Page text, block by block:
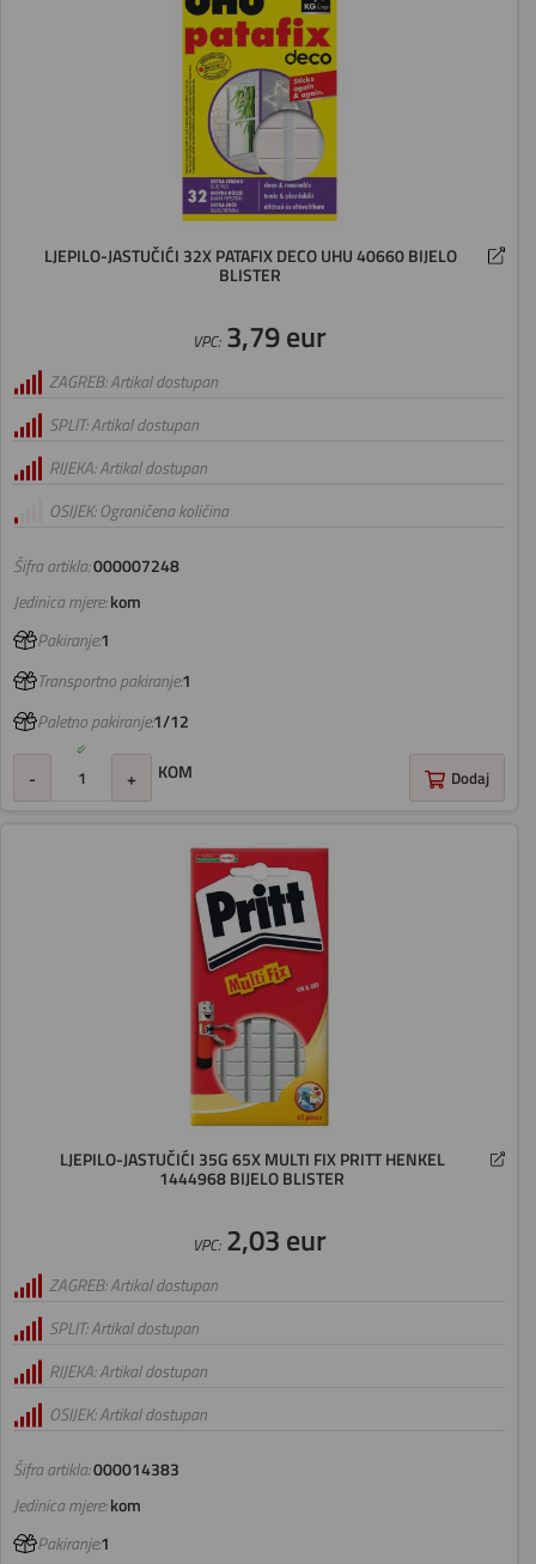
LJEPILO-JASTUČIĆI 32X PATAFIX DECO UHU 40660 BIJELO
BLISTER
Šifra artikla:000007248
VPC:3,79 eur
ZAGREB: Artikal dostupan
SPLIT: Artikal dostupan
RIJEKA: Artikal dostupan
OSIJEK: Ograničena količina
Jedinica mjere:kom
Pakiranje:1
Transportno pakiranje:1
Paletno pakiranje:1/12
- + KOM Dodaj
LJEPILO-JASTUČIĆI 35G 65X MULTI FIX PRITT HENKEL
1444968 BIJELO BLISTER
Šifra artikla:000014383
VPC:2,03 eur
ZAGREB: Artikal dostupan
SPLIT: Artikal dostupan
RIJEKA: Artikal dostupan
OSIJEK: Artikal dostupan
Jedinica mjere:kom
Pakiranje:1